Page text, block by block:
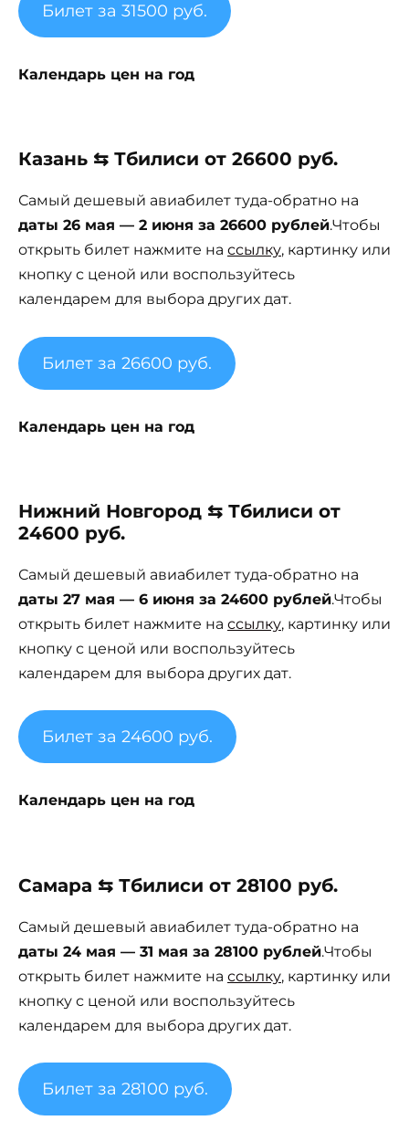
Билет за 31500 руб.
Календарь цен на год
Казань ⇆ Тбилиси от 26600 руб.
Самый дешевый авиабилет туда-обратно на
даты 26 мая — 2 июня за 26600 рублей.Чтобы
открыть билет нажмите на ссылку, картинку или
кнопку с ценой или воспользуйтесь
календарем для выбора других дат.
Билет за 26600 руб.
Календарь цен на год
Нижний Новгород ⇆ Тбилиси от
24600 руб.
Самый дешевый авиабилет туда-обратно на
даты 27 мая — 6 июня за 24600 рублей.Чтобы
открыть билет нажмите на ссылку, картинку или
кнопку с ценой или воспользуйтесь
календарем для выбора других дат.
Билет за 24600 руб.
Календарь цен на год
Самара ⇆ Тбилиси от 28100 руб.
Самый дешевый авиабилет туда-обратно на
даты 24 мая — 31 мая за 28100 рублей.Чтобы
открыть билет нажмите на ссылку, картинку или
кнопку с ценой или воспользуйтесь
календарем для выбора других дат.
Билет за 28100 руб.